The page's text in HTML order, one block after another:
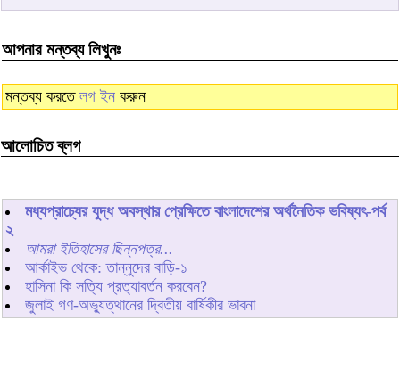
আপনার মন্তব্য লিখুনঃ
মন্তব্য করতে লগ ইন করুন
আলোচিত ব্লগ
মধ্যপ্রাচ্যের যুদ্ধ অবস্থার প্রেক্ষিতে বাংলাদেশের অর্থনৈতিক ভবিষ্যৎ-পর্ব
২
আমরা ইতিহাসের ছিন্নপত্র...
আর্কাইভ থেকে: তান্নুদের বাড়ি-১
হাসিনা কি সত্যি প্রত্যাবর্তন করবেন?
জুলাই গণ-অভ্যুত্থানের দ্বিতীয় বার্ষিকীর ভাবনা